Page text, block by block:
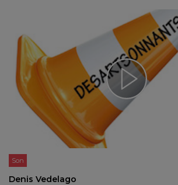
Son
Denis Vedelago